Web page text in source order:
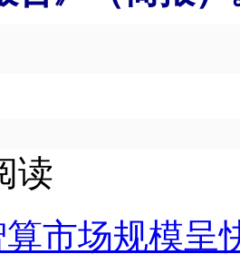
读
市场规模呈